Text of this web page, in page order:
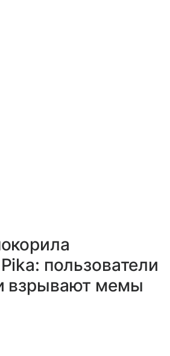
пользователи
взрывают мемы